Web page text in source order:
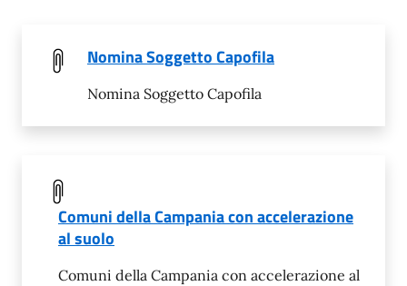
Nomina Soggetto Capofila
Nomina Soggetto Capofila
Comuni della Campania con accelerazione
al suolo
Comuni della Campania con accelerazione al